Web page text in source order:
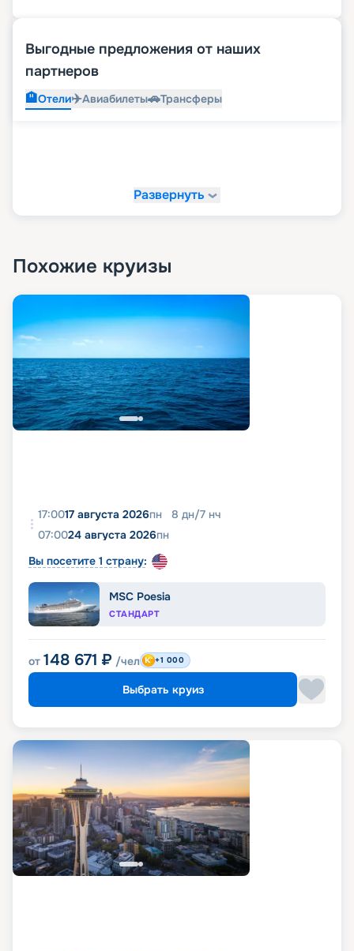
Выгодные предложения от наших
партнеров
🏨Отели✈️Авиабилеты🚗Трансферы
Развернуть
Похожие круизы
17:0017 августа 2026пн 8 дн/7 нч
07:0024 августа 2026пн
Вы посетите 1 страну:
MSC Poesia
СТАНДАРТ
от 148 671 ₽ /чел +1 000
Выбрать круиз